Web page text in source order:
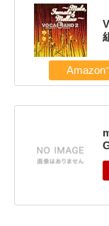
Amazon